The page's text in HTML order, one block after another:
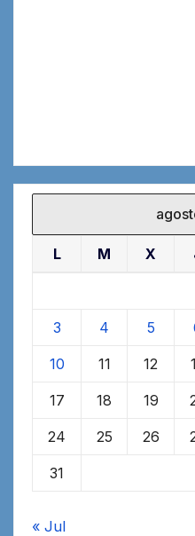
L M X
3 4 5
10 11 12
17 18 19
24 25 26
31
« Jul